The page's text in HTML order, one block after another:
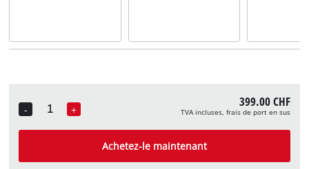
-
Quantity
+ 399.00 CHF
TVA incluses, frais de port en sus
Achetez-le maintenant